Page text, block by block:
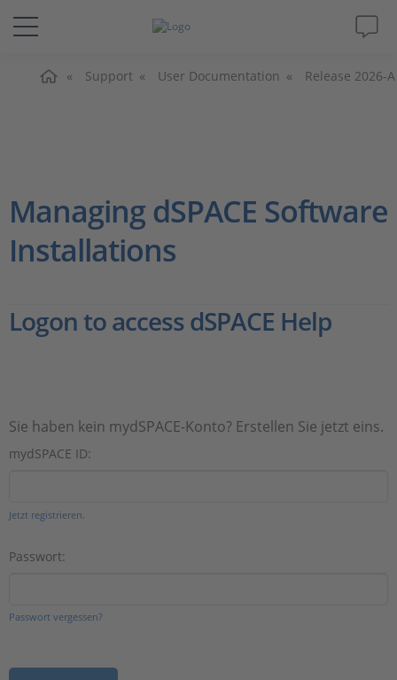
Lösungen & Produkte
Magazin
Karriere
Support User Documentation Release 2026-A
Managing dSPACE Software
Installations
Logon to access dSPACE Help
Sie haben kein mydSPACE-Konto? Erstellen Sie jetzt eins.
mydSPACE ID:
Jetzt registrieren.
Passwort:
Passwort vergessen?